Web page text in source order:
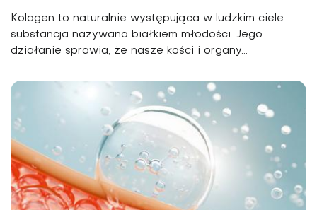
Kolagen to naturalnie występująca w ludzkim ciele
substancja nazywana białkiem młodości. Jego
działanie sprawia, że nasze kości i organy...